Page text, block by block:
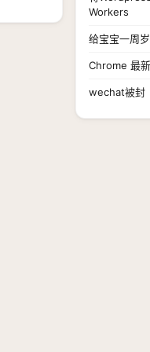
Workers
给宝宝一周
Chrome 最
wechat被封